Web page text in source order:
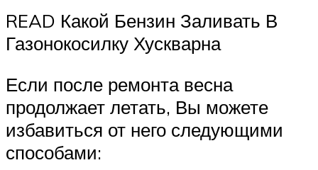
READ Какой Бензин Заливать В
Газонокосилку Хускварна
Если после ремонта весна
продолжает летать, Вы можете
избавиться от него следующими
способами: